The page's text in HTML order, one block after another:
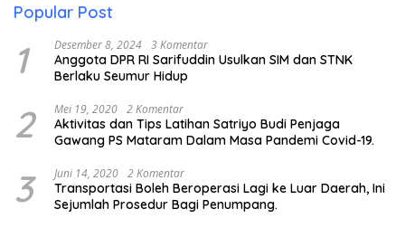
Popular Post
1 Desember 8, 2024 3 Komentar
Anggota DPR RI Sarifuddin Usulkan SIM dan STNK
Berlaku Seumur Hidup
2 Mei 19, 2020 2 Komentar
Aktivitas dan Tips Latihan Satriyo Budi Penjaga
Gawang PS Mataram Dalam Masa Pandemi Covid-19.
3 Juni 14, 2020 2 Komentar
Transportasi Boleh Beroperasi Lagi ke Luar Daerah, Ini
Sejumlah Prosedur Bagi Penumpang.